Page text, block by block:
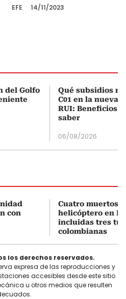
EFE 14/11/2023
del Golfo
Qué subsidios
C01 en la nueva
RUI: Beneficios
saber
06/08/2026
con
Cuatro muertos
helicóptero en
incluidas tres
colombianas
los derechos reservados.
expresa de las reproducciones y
accesibles desde este sitio
u otros medios que resulten